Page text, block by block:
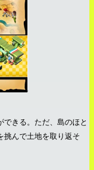
きる。ただ、島のほと
挑んで土地を取り返そ